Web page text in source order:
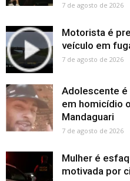
7 de agosto de 2026
Motorista é
veículo em
7 de agosto de 2026
Adolescente
em homicídio
Mandaguari
7 de agosto de 2026
Mulher é
motivada por